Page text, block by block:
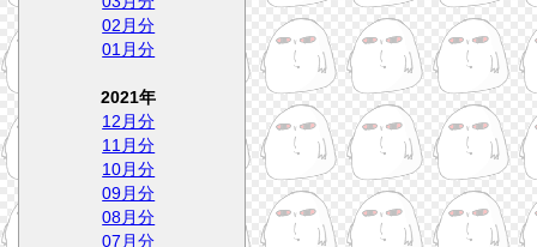
02月分
01月分
2021年
12月分
11月分
10月分
09月分
08月分
07月分